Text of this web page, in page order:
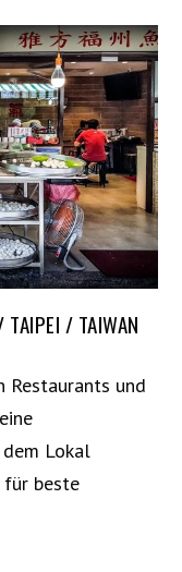
TAIPEI / TAIWAN
Restaurants und
Lokal
für beste